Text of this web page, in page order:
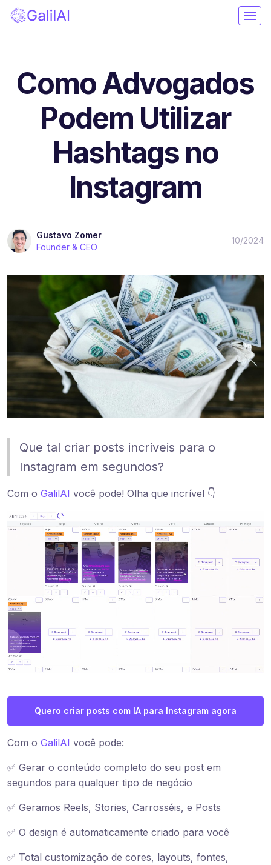
Como Advogados
Podem Utilizar
Hashtags no
Instagram
Gustavo Zomer
Founder & CEO
10/2024
Que tal criar posts incríveis para o
Instagram em segundos?
Com o GalilAI você pode! Olha que incrível 👇
Quero criar posts com IA para Instagram agora
Com o GalilAI você pode:
✅ Gerar o conteúdo completo do seu post em
segundos para qualquer tipo de negócio
✅ Geramos Reels, Stories, Carrosséis, e Posts
✅ O design é automaticamente criado para você
✅ Total customização de cores, layouts, fontes,